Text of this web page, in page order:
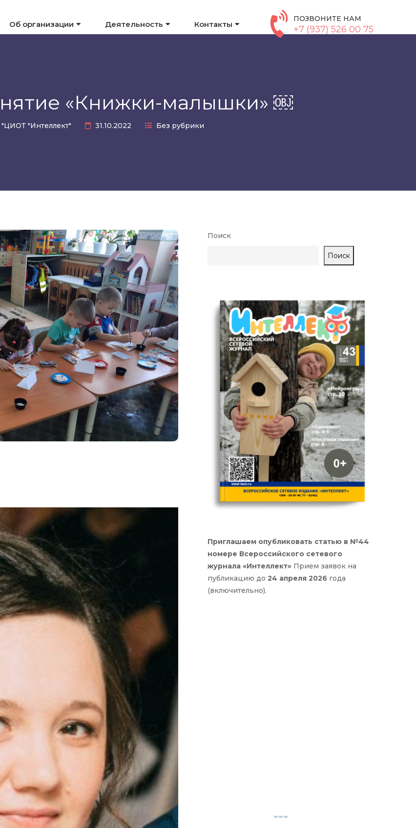
Об организации Деятельность Контакты
ПОЗВОНИТЕ НАМ
+7 (937) 526 00 75
«Книжки-малышки» ￼
"Интеллект" 31.10.2022 Без рубрики
Поиск
Поиск
Приглашаем опубликовать статью в №44
номере Всероссийского сетевого
журнала «Интеллект» Прием заявок на
публикацию до 24 апреля 2026 года
(включительно).